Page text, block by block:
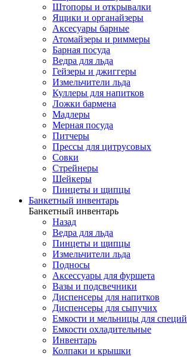
Штопоры и открывалки
Ящики и органайзеры
Аксесуары барные
Атомайзеры и риммеры
Барная посуда
Ведра для льда
Гейзеры и джиггеры
Измельчители льда
Куллеры для напитков
Ложки бармена
Мадлеры
Мерная посуда
Питчеры
Прессы для цитрусовых
Совки
Стрейнеры
Шейкеры
Пинцеты и щипцы
Банкетный инвентарь
Банкетный инвентарь
Назад
Ведра для льда
Пинцеты и щипцы
Измельчители льда
Подносы
Аксессуары для фуршета
Вазы и подсвечники
Диспенсеры для напитков
Диспенсеры для сыпучих
Емкости и мельницы для специй
Емкости охладительные
Инвентарь
Колпаки и крышки